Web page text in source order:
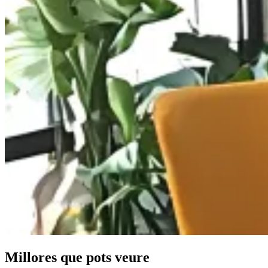
Millores que pots veure